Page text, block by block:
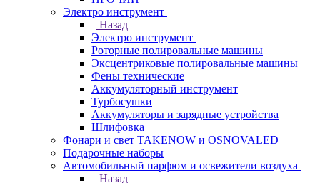
Электро инструмент
Назад
Электро инструмент
Роторные полировальные машины
Эксцентриковые полировальные машины
Фены технические
Аккумуляторный инструмент
Турбосушки
Аккумуляторы и зарядные устройства
Шлифовка
Фонари и свет TAKENOW и OSNOVALED
Подарочные наборы
Автомобильный парфюм и освежители воздуха
Назад